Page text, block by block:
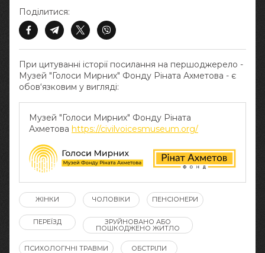
При цитуванні історії посилання на першоджерело -
Музей "Голоси Мирних" Фонду Ріната Ахметова - є
обов‘язковим у вигляді:
Музей "Голоси Мирних" Фонду Ріната
Ахметова https://civilvoicesmuseum.org/
Поділитися:
ЖІНКИ ЧОЛОВІКИ ПЕНСІОНЕРИ
ПЕРЕЇЗД ЗРУЙНОВАНО АБО
ПОШКОДЖЕНО ЖИТЛО
ПСИХОЛОГІЧНІ ТРАВМИ ОБСТРІЛИ